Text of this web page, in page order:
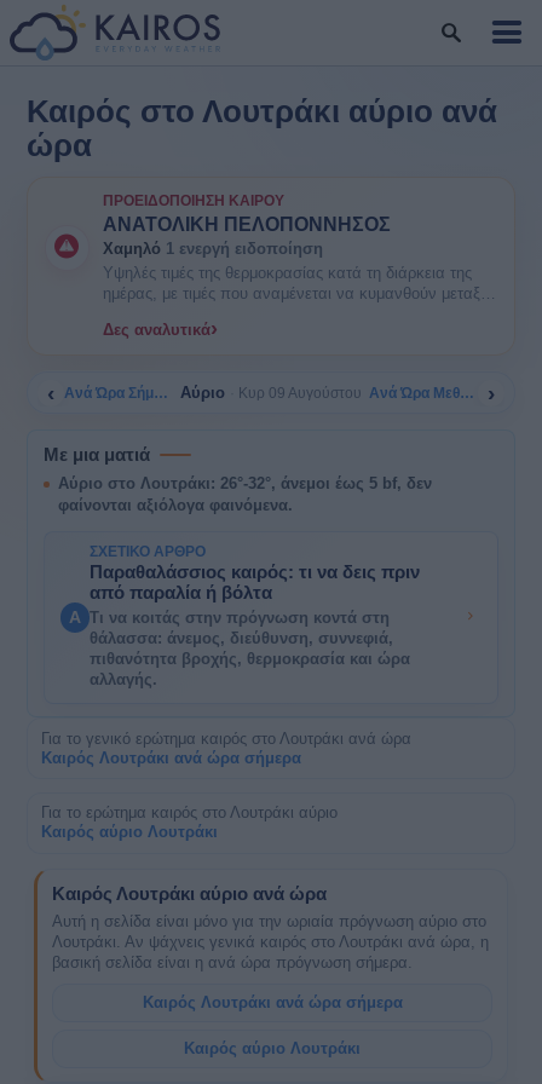
Καιρός στο Λουτράκι αύριο ανά
ώρα
ΠΡΟΕΙΔΟΠΟΊΗΣΗ ΚΑΙΡΟΎ
ΑΝΑΤΟΛΙΚΗ ΠΕΛΟΠΟΝΝΗΣΟΣ
Χαμηλό 1 ενεργή ειδοποίηση
Υψηλές τιμές της θερμοκρασίας κατά τη διάρκεια της
ημέρας, με τιμές που αναμένεται να κυμανθούν μεταξύ
πιθανοί κάποιοι κίνδυνοι υγείας στις ευπαθείς ομάδες
Δες αναλυτικά›
‹ Ανά Ώρα Σήμερα Αύριο Κυρ 09 Αυγούστου Ανά Ώρα Μεθαύριο ›
Με μια ματιά
Αύριο στο Λουτράκι: 26°-32°, άνεμοι έως 5 bf, δεν
φαίνονται αξιόλογα φαινόμενα.
A
ΣΧΕΤΙΚΌ ΆΡΘΡΟ
Παραθαλάσσιος καιρός: τι να δεις πριν
από παραλία ή βόλτα
Τι να κοιτάς στην πρόγνωση κοντά στη
θάλασσα: άνεμος, διεύθυνση, συννεφιά,
πιθανότητα βροχής, θερμοκρασία και ώρα
αλλαγής.
Για το γενικό ερώτημα καιρός στο Λουτράκι ανά ώρα
Καιρός Λουτράκι ανά ώρα σήμερα
Για το ερώτημα καιρός στο Λουτράκι αύριο
Καιρός αύριο Λουτράκι
Καιρός Λουτράκι αύριο ανά ώρα
Αυτή η σελίδα είναι μόνο για την ωριαία πρόγνωση αύριο στο
Λουτράκι. Αν ψάχνεις γενικά καιρός στο Λουτράκι ανά ώρα, η
βασική σελίδα είναι η ανά ώρα πρόγνωση σήμερα.
Καιρός Λουτράκι ανά ώρα σήμερα
Καιρός αύριο Λουτράκι